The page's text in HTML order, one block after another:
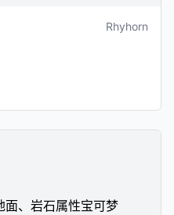
Rhyhorn